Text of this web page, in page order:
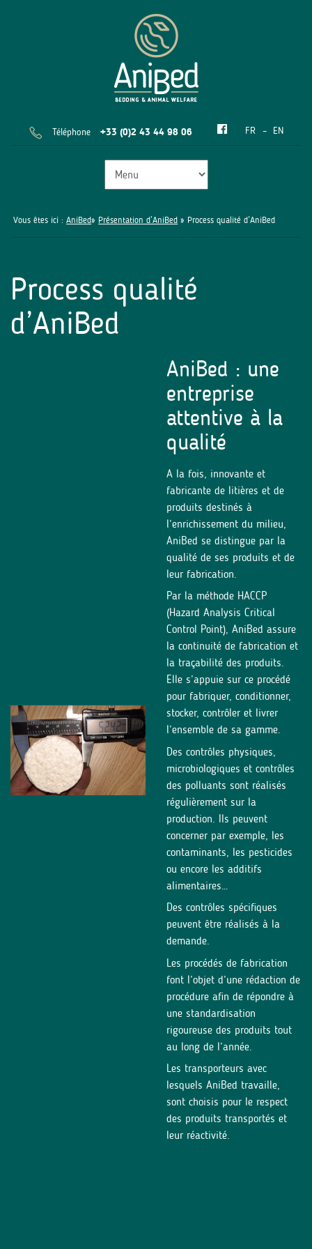
Téléphone +33 (0)2 43 44 98 06 FR EN
Vous êtes ici : AniBed» Présentation d’AniBed » Process qualité d’AniBed
Process qualité
d’AniBed
AniBed : une
entreprise
attentive à la
qualité
A la fois, innovante et
fabricante de litières et de
produits destinés à
l’enrichissement du milieu,
AniBed se distingue par la
qualité de ses produits et de
leur fabrication.
Par la méthode HACCP
(Hazard Analysis Critical
Control Point), AniBed assure
la continuité de fabrication et
la traçabilité des produits.
Elle s’appuie sur ce procédé
pour fabriquer, conditionner,
stocker, contrôler et livrer
l’ensemble de sa gamme.
Des contrôles physiques,
microbiologiques et contrôles
des polluants sont réalisés
régulièrement sur la
production. Ils peuvent
concerner par exemple, les
contaminants, les pesticides
ou encore les additifs
alimentaires…
Des contrôles spécifiques
peuvent être réalisés à la
demande.
Les procédés de fabrication
font l’objet d’une rédaction de
procédure afin de répondre à
une standardisation
rigoureuse des produits tout
au long de l’année.
Les transporteurs avec
lesquels AniBed travaille,
sont choisis pour le respect
des produits transportés et
leur réactivité.